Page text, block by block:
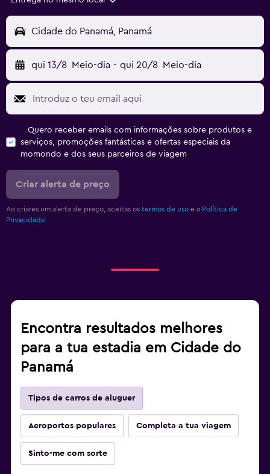
Cidade do Panamá, Panamá
qui 13/8 Meio-dia - qui 20/8 Meio-dia
Quero receber emails com informações sobre produtos e
serviços, promoções fantásticas e ofertas especiais da
momondo e dos seus parceiros de viagem
Criar alerta de preço
Ao criares um alerta de preço, aceitas os termos de uso e a Política de
Privacidade.
Encontra resultados melhores
para a tua estadia em Cidade do
Panamá
Tipos de carros de aluguer
Aeroportos populares Completa a tua viagem
Sinto-me com sorte